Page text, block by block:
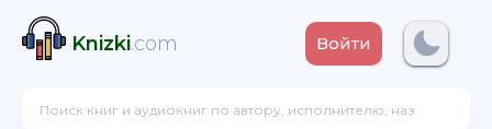
Knizki.com Войти